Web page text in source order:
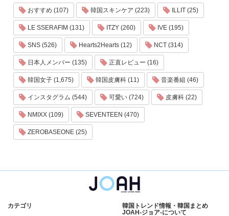
おすすめ (107) 韓国スキンケア (223) ILLIT (25)
LE SSERAFIM (131) ITZY (260) IVE (195)
SNS (526) Hearts2Hearts (12) NCT (314)
日本人メンバー (135) 正直レビュー (16)
韓国女子 (1,675) 韓国皮膚科 (11) 音楽番組 (46)
インスタグラム (544) 可愛い (724) 皮膚科 (22)
NMIXX (109) SEVENTEEN (470)
ZEROBASEONE (25)
カテゴリ
韓国トレンド情報・韓国まとめ
JOAH-ジョア-について